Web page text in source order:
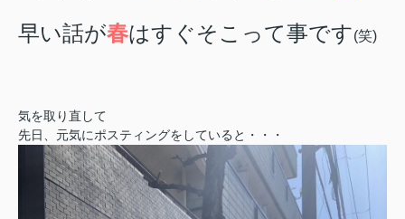
早い話が春はすぐそこって事です(笑)
気を取り直して
先日、元気にポスティングをしていると・・・